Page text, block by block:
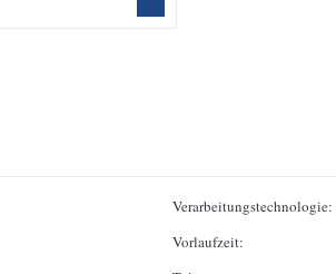
Verarbeitungstechnologie:
Vorlaufzeit: